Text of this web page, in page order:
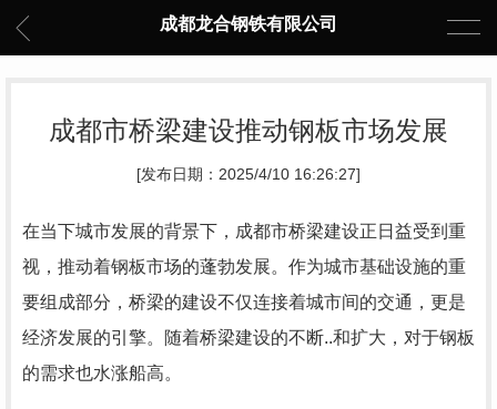
成都龙合钢铁有限公司
成都市桥梁建设推动钢板市场发展
[发布日期：2025/4/10 16:26:27]
在当下城市发展的背景下，成都市桥梁建设正日益受到重
视，推动着钢板市场的蓬勃发展。作为城市基础设施的重
要组成部分，桥梁的建设不仅连接着城市间的交通，更是
经济发展的引擎。随着桥梁建设的不断..和扩大，对于钢板
的需求也水涨船高。